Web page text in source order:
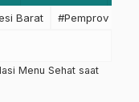
Barat #Pemprov
Menu Sehat saat